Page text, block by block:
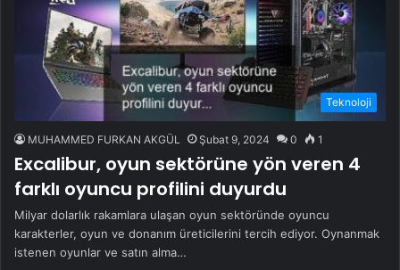
Teknoloji
MUHAMMED FURKAN AKGÜL Şubat 9, 2024 0 1
Excalibur, oyun sektörüne yön veren 4
farklı oyuncu profilini duyurdu
Milyar dolarlık rakamlara ulaşan oyun sektöründe oyuncu
karakterler, oyun ve donanım üreticilerini tercih ediyor. Oynanmak
istenen oyunlar ve satın alma…